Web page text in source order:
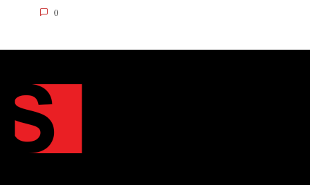
0